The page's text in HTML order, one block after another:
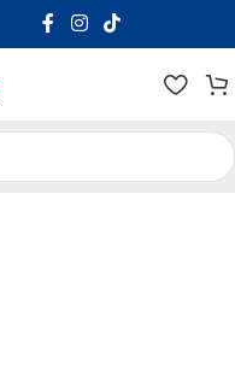
| Usb Hubs